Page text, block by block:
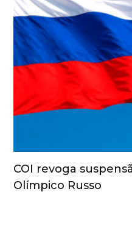
COI revoga
Olímpico Russo